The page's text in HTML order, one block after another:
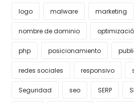
logo malware marketing
nombre de dominio
php posicionamiento
redes sociales responsivo
Seguridad seo SERP